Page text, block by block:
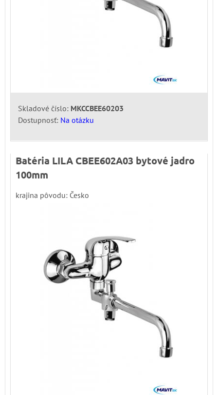
Skladové číslo: MKCCBEE60203
Dostupnosť: Na otázku
Batéria LILA CBEE602A03 bytové jadro
100mm
krajina pôvodu: Česko